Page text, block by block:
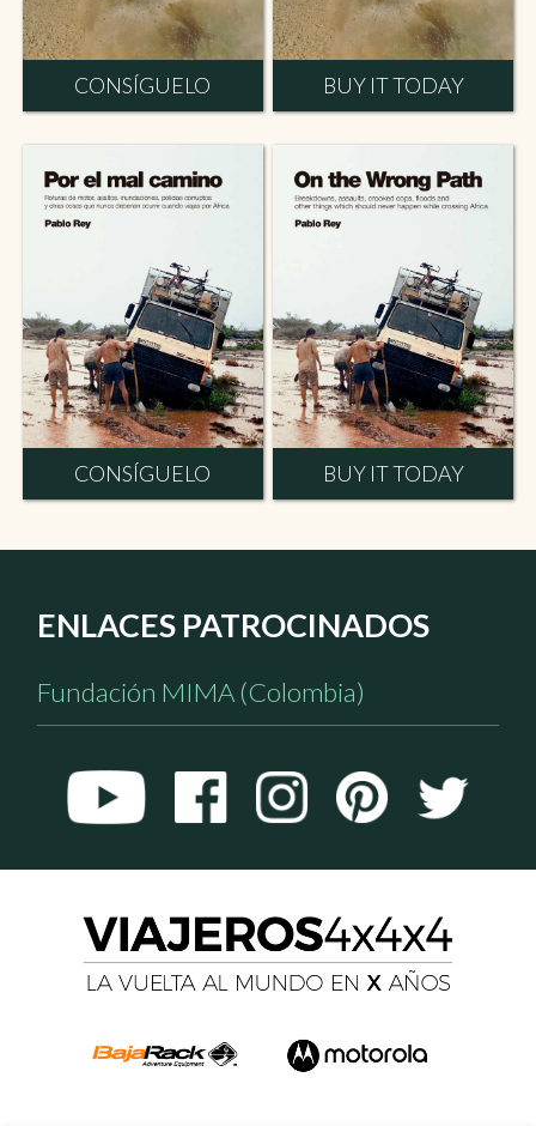
CONSÍGUELO BUY IT TODAY
CONSÍGUELO BUY IT TODAY
ENLACES PATROCINADOS
Fundación MIMA (Colombia)